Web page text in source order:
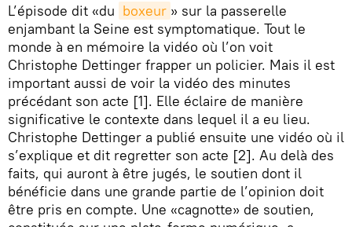
L’épisode dit «du boxeur » sur la passerelle
enjambant la Seine est symptomatique. Tout le
monde à en mémoire la vidéo où l’on voit
Christophe Dettinger frapper un policier. Mais il est
important aussi de voir la vidéo des minutes
précédant son acte [1]. Elle éclaire de manière
significative le contexte dans lequel il a eu lieu.
Christophe Dettinger a publié ensuite une vidéo où il
s’explique et dit regretter son acte [2]. Au delà des
faits, qui auront à être jugés, le soutien dont il
bénéficie dans une grande partie de l’opinion doit
être pris en compte. Une «cagnotte» de soutien,